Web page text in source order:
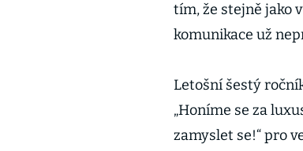
tím, že stejně jako
komunikace už
Letošní šestý
„Honíme se za
zamyslet se!“ pro